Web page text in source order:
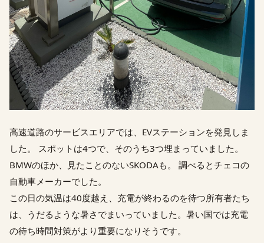
高速道路のサービスエリアでは、EVステーションを発見しま
した。 スポットは4つで、そのうち3つ埋まっていました。
BMWのほか、見たことのないSKODAも。 調べるとチェコの
自動車メーカーでした。
この日の気温は40度越え、充電が終わるのを待つ所有者たち
は、うだるような暑さでまいっていました。暑い国では充電
の待ち時間対策がより重要になりそうです。